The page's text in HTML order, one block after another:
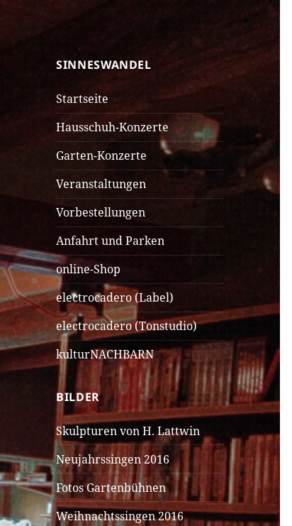
SINNESWANDEL
SINNESWANDEL
Startseite
Hausschuh-Konzerte
Garten-Konzerte
Veranstaltungen
Vorbestellungen
Anfahrt und Parken
online-Shop
electrocadero (Label)
electrocadero (Tonstudio)
kulturNACHBARN
BILDER
Skulpturen von H. Lattwin
Neujahrssingen 2016
Fotos Gartenbühnen
Weihnachtssingen 2016